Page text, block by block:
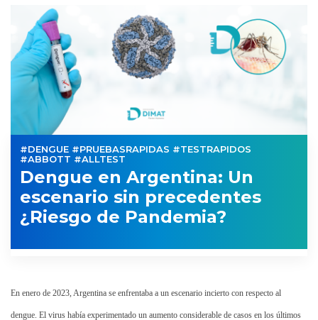
#DENGUE #PRUEBASRAPIDAS #TESTRAPIDOS
#ABBOTT #ALLTEST
Dengue en Argentina: Un
escenario sin precedentes
¿Riesgo de Pandemia?
En enero de 2023, Argentina se enfrentaba a un escenario incierto con respecto al
dengue. El virus había experimentado un aumento considerable de casos en los últimos